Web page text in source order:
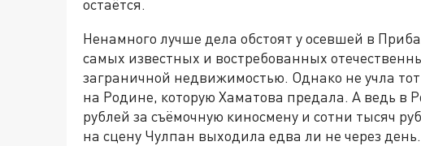
остаётся.
Ненамного лучше дела обстоят у осевшей в
самых известных и востребованных
заграничной недвижимостью. Однако не учла тот
на Родине, которую Хаматова предала. А ведь в
рублей за съёмочную киносмену и сотни тысяч
на сцену Чулпан выходила едва ли не через день.